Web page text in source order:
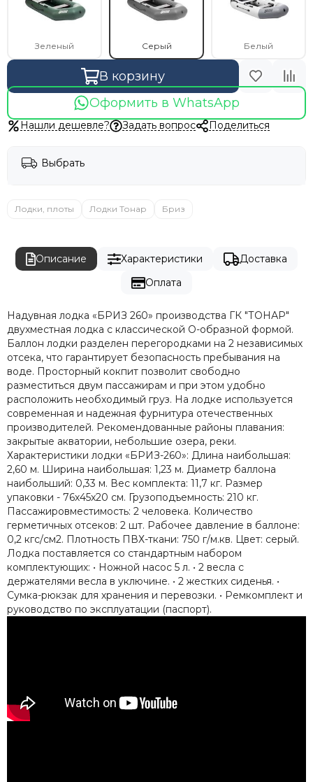
Зеленый Серый Белый
В корзину
Оформить в WhatsApp
Нашли дешевле? Задать вопрос Поделиться
Выбрать
Лодки, плоты Лодки Тонар Бриз
Описание Характеристики
Доставка
Оплата
Надувная лодка «БРИЗ 260» производства ГК "ТОНАР"
двухместная лодка с классической О-образной формой.
Баллон лодки разделен перегородками на 2 независимых
отсека, что гарантирует безопасность пребывания на
воде. Просторный кокпит позволит свободно
разместиться двум пассажирам и при этом удобно
расположить необходимый груз. На лодке используется
современная и надежная фурнитура отечественных
производителей. Рекомендованные районы плавания:
закрытые акватории, небольшие озера, реки.
Характеристики лодки «БРИЗ-260»: Длина наибольшая:
2,60 м. Ширина наибольшая: 1,23 м. Диаметр баллона
наибольший: 0,33 м. Вес комплекта: 11,7 кг. Размер
упаковки - 76х45х20 см. Грузоподъемность: 210 кг.
Пассажировместимость: 2 человека. Количество
герметичных отсеков: 2 шт. Рабочее давление в баллоне:
0,2 кгс/см2. Плотность ПВХ-ткани: 750 г/м.кв. Цвет: серый.
Лодка поставляется со стандартным набором
комплектующих: • Ножной насос 5 л. • 2 весла с
держателями весла в уключине. • 2 жестких сиденья. •
Сумка-рюкзак для хранения и перевозки. • Ремкомплект и
руководство по эксплуатации (паспорт).